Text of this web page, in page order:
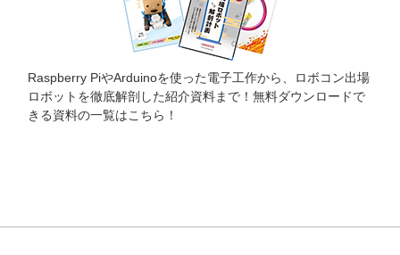
Raspberry PiやArduinoを使った電子工作から、ロボコン出場
ロボットを徹底解剖した紹介資料まで！無料ダウンロードで
きる資料の一覧はこちら！